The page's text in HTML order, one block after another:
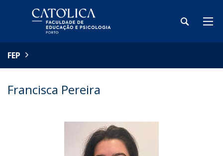
FEP
Francisca Pereira